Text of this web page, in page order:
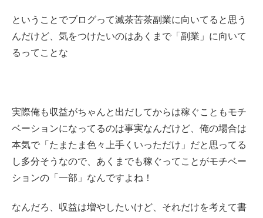
ということでブログって滅茶苦茶副業に向いてると思う
んだけど、気をつけたいのはあくまで「副業」に向いて
るってことな
実際俺も収益がちゃんと出だしてからは稼ぐこともモチ
ベーションになってるのは事実なんだけど、俺の場合は
本気で「たまたま色々上手くいっただけ」だと思ってる
し多分そうなので、あくまでも稼ぐってことがモチベー
ションの「一部」なんですよね！
なんだろ、収益は増やしたいけど、それだけを考えて書